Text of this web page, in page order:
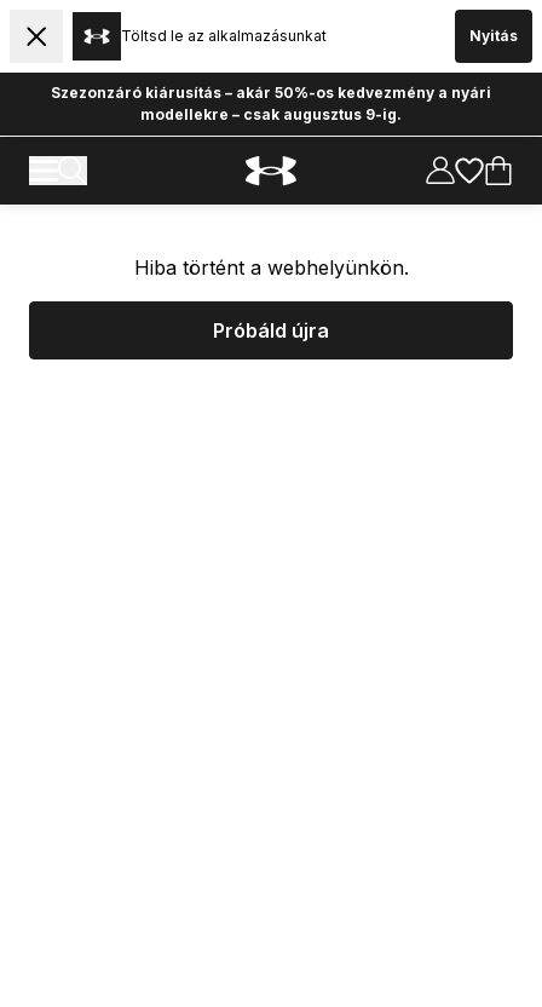
Töltsd le az alkalmazásunkat Nyitás
Szezonzáró kiárusítás – akár 50%-os kedvezmény a nyári
modellekre – csak augusztus 9-ig.
Hiba történt a webhelyünkön.
Próbáld újra